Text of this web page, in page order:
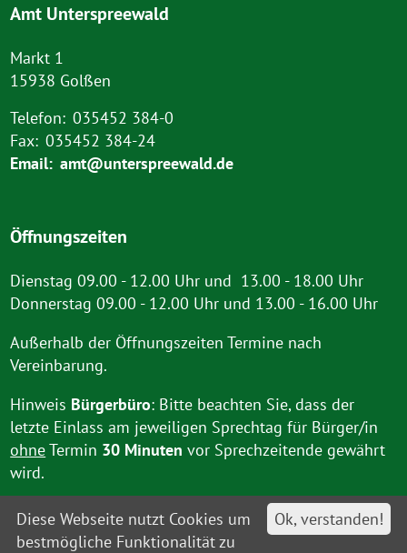
Amt Unterspreewald
Markt 1
15938 Golßen
Telefon: 035452 384-0
Fax: 035452 384-24
Email: amt@unterspreewald.de
Öffnungszeiten
Dienstag 09.00 - 12.00 Uhr und 13.00 - 18.00 Uhr
Donnerstag 09.00 - 12.00 Uhr und 13.00 - 16.00 Uhr
Außerhalb der Öffnungszeiten Termine nach
Vereinbarung.
Hinweis Bürgerbüro: Bitte beachten Sie, dass der
letzte Einlass am jeweiligen Sprechtag für Bürger/in
ohneTermin 30 Minuten vor Sprechzeitende gewährt
wird.
Ok, verstanden!
Diese Webseite nutzt Cookies um
bestmögliche Funktionalität zu